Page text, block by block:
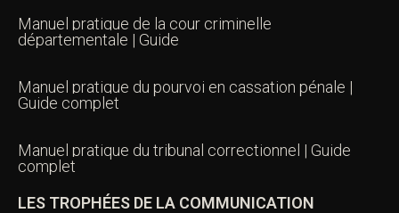
Manuel pratique de la cour criminelle
départementale | Guide
Manuel pratique du pourvoi en cassation pénale |
Guide complet
Manuel pratique du tribunal correctionnel | Guide
complet
LES TROPHÉES DE LA COMMUNICATION